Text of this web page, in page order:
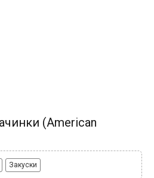
(American
Закуски